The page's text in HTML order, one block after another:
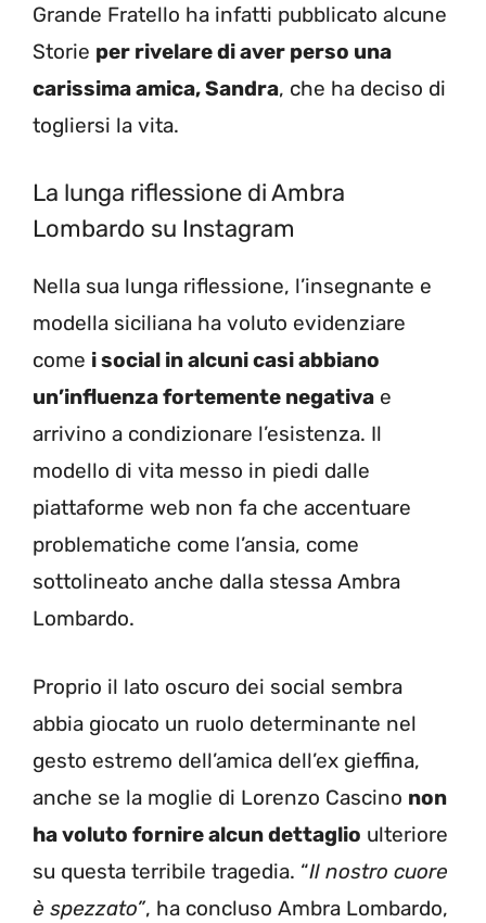
Grande Fratello ha infatti pubblicato alcune
Storie per rivelare di aver perso una
carissima amica, Sandra, che ha deciso di
togliersi la vita.
La lunga riflessione di Ambra
Lombardo su Instagram
Nella sua lunga riflessione, l’insegnante e
modella siciliana ha voluto evidenziare
come i social in alcuni casi abbiano
un’influenza fortemente negativa e
arrivino a condizionare l’esistenza. Il
modello di vita messo in piedi dalle
piattaforme web non fa che accentuare
problematiche come l’ansia, come
sottolineato anche dalla stessa Ambra
Lombardo.
Proprio il lato oscuro dei social sembra
abbia giocato un ruolo determinante nel
gesto estremo dell’amica dell’ex gieffina,
anche se la moglie di Lorenzo Cascino non
ha voluto fornire alcun dettaglio ulteriore
su questa terribile tragedia. “Il nostro cuore
è spezzato”, ha concluso Ambra Lombardo,